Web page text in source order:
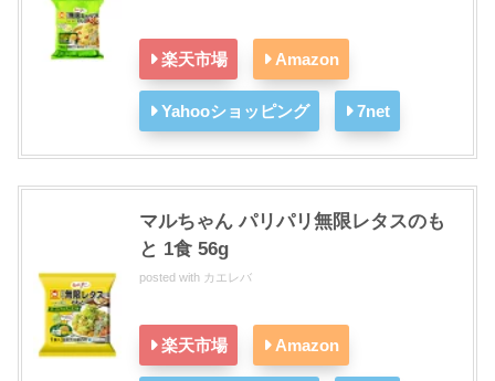
楽天市場 Amazon
Yahooショッピング 7net
マルちゃん パリパリ無限レタスのも
と 1食 56g
posted with カエレバ
楽天市場 Amazon